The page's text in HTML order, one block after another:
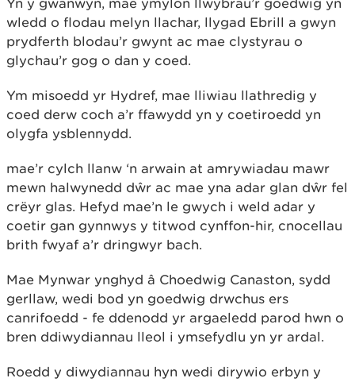
Yn y gwanwyn, mae ymylon llwybrau’r goedwig yn
wledd o flodau melyn llachar, llygad Ebrill a gwyn
prydferth blodau’r gwynt ac mae clystyrau o
glychau’r gog o dan y coed.
Ym misoedd yr Hydref, mae lliwiau llathredig y
coed derw coch a’r ffawydd yn y coetiroedd yn
olygfa ysblennydd.
mae’r cylch llanw ‘n arwain at amrywiadau mawr
mewn halwynedd dŵr ac mae yna adar glan dŵr fel
crëyr glas. Hefyd mae’n le gwych i weld adar y
coetir gan gynnwys y titwod cynffon-hir, cnocellau
brith fwyaf a’r dringwyr bach.
Mae Mynwar ynghyd â Choedwig Canaston, sydd
gerllaw, wedi bod yn goedwig drwchus ers
canrifoedd - fe ddenodd yr argaeledd parod hwn o
bren ddiwydiannau lleol i ymsefydlu yn yr ardal.
Roedd y diwydiannau hyn wedi dirywio erbyn y